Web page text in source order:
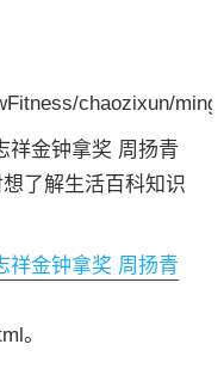
chaozixun/
祥金钟拿奖 周扬青
了解生活百科知识
祥金钟拿奖 周扬青
。